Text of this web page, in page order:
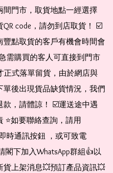
門市，取貨地點一經選擇
code，請勿到店取貨！ ☑️
點取貨的客戶有機會時間會
需購買的客人可直接到門市
式落單留貨，由於網店與
後出現貨品缺貨情況，我們
款，請體諒！ ☑️運送途中遇
如要聯絡查詢，請用
時通訊按鈕 ，或可致電
閣下加入WhatsApp群組👍以
上架消息💥預訂產品資訊💥